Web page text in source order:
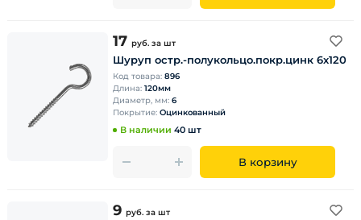
17 руб. за шт
Шуруп остр.-полукольцо.покр.цинк 6х120
Код товара: 896
Длина: 120мм
Диаметр, мм: 6
Покрытие: Оцинкованный
В наличии 40 шт
В корзину
9 руб. за шт